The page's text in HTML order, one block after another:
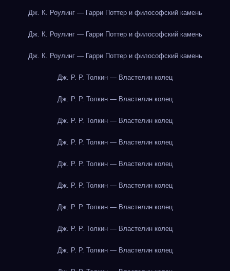
Дж. К. Роулинг — Гарри Поттер и философский камень
Дж. К. Роулинг — Гарри Поттер и философский камень
Дж. К. Роулинг — Гарри Поттер и философский камень
Дж. Р. Р. Толкин — Властелин колец
Дж. Р. Р. Толкин — Властелин колец
Дж. Р. Р. Толкин — Властелин колец
Дж. Р. Р. Толкин — Властелин колец
Дж. Р. Р. Толкин — Властелин колец
Дж. Р. Р. Толкин — Властелин колец
Дж. Р. Р. Толкин — Властелин колец
Дж. Р. Р. Толкин — Властелин колец
Дж. Р. Р. Толкин — Властелин колец